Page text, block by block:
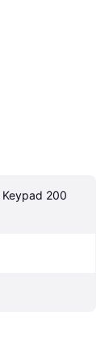
Keypad 200